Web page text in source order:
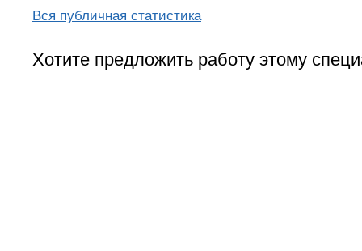
Вся публичная статистика
Хотите предложить работу этому